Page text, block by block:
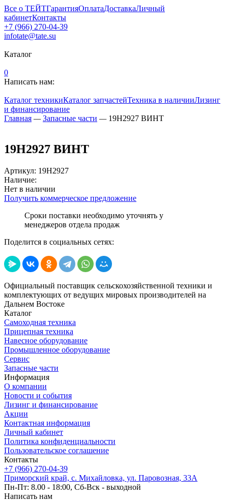
Все о ТЕЙТГарантияОплатаДоставкаЛичный
кабинетКонтакты
+7 (966) 270-04-39
infotate@tate.su
Каталог
0
Написать нам:
Каталог техникиКаталог запчастейТехника в наличииЛизинг
и финансирование
Главная — Запасные части — 19H2927 ВИНТ
19H2927 ВИНТ
Артикул: 19H2927
Наличие:
Нет в наличии
Получить коммерческое предложение
Сроки поставки необходимо уточнять у
менеджеров отдела продаж
Поделится в социальных сетях:
Официальный поставщик сельскохозяйственной техники и
комплектующих от ведущих мировых производителей на
Дальнем Востоке
Каталог
Самоходная техника
Прицепная техника
Навесное оборудование
Промышленное оборудование
Сервис
Запасные части
Информация
О компании
Новости и события
Лизинг и финансирование
Акции
Контактная информация
Личный кабинет
Политика конфиденциальности
Пользовательское соглашение
Контакты
+7 (966) 270-04-39
Приморский край, с. Михайловка, ул. Паровозная, 33А
Пн-Пт: 8.00 - 18:00, Сб-Вск - выходной
Написать нам